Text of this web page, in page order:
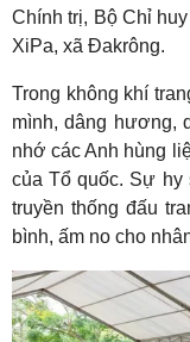
Chính trị, Bộ Chỉ
XiPa, xã Đakrông.
Trong không khí
mình, dâng hương,
nhớ các Anh hùng
của Tổ quốc. Sự hy
truyền thống đấu
bình, ấm no cho